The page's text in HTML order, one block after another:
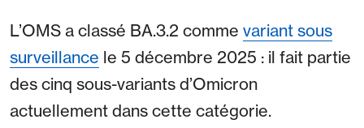
L’OMS a classé BA.3.2 comme variant sous
surveillance le 5 décembre 2025 : il fait partie
des cinq sous-variants d’Omicron
actuellement dans cette catégorie.